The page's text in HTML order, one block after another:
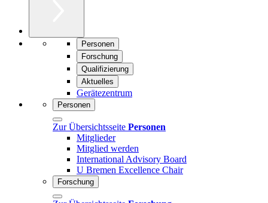
Personen
Forschung
Qualifizierung
Aktuelles
Gerätezentrum
Personen
Zur Übersichtsseite Personen
Mitglieder
Mitglied werden
International Advisory Board
U Bremen Excellence Chair
Forschung